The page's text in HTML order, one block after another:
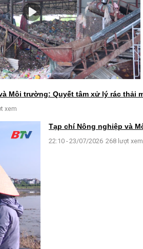
Môi trường: Quyết tâm xử lý rác thải
xem
Tạp chí Nông nghiệp và
22:10 - 23/07/2026 268 lượt xem